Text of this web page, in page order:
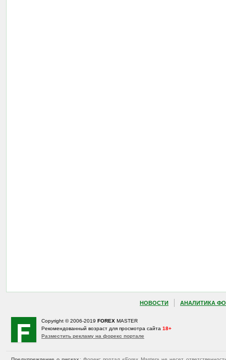
НОВОСТИ АНАЛИТИКА
Copyright © 2006-2019 FOREX MASTER
Рекомендованный возраст для просмотра сайта 18+
Разместить рекламу на форекс портале